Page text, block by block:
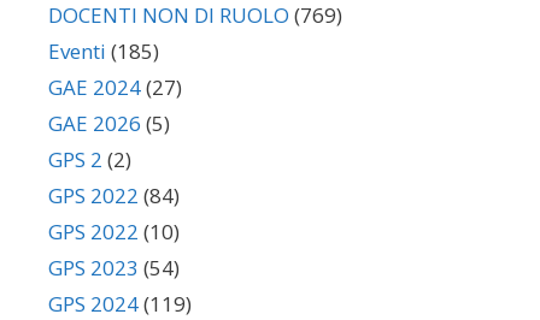
DOCENTI NON DI RUOLO (769)
Eventi (185)
GAE 2024(27)
GAE 2026 (5)
GPS 2 (2)
GPS 2022 (84)
GPS 2022 (10)
GPS 2023 (54)
GPS 2024(119)